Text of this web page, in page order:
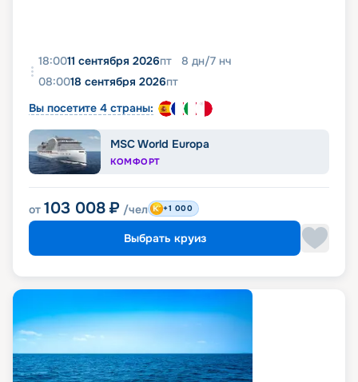
18:0011 сентября 2026пт 8 дн/7 нч
08:0018 сентября 2026пт
Вы посетите 4 страны:
MSC World Europa
КОМФОРТ
от 103 008 ₽ /чел +1 000
Выбрать круиз